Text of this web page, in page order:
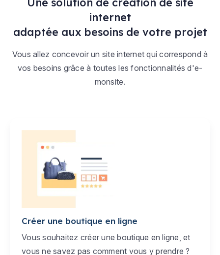
internet
adaptée aux besoins de votre projet
Vous allez concevoir un site internet qui correspond à
vos besoins grâce à toutes les fonctionnalités d'e-
monsite.
Créer une boutique en ligne
Vous souhaitez créer une boutique en ligne, et
vous ne savez pas comment vous y prendre ?